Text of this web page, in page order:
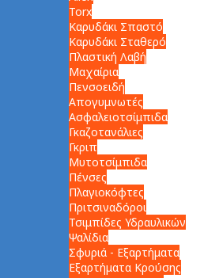
Torx
Καρυδάκι Σπαστό
Καρυδάκι Σταθερό
Πλαστική Λαβή
Μαχαίρια
Πενσοειδή
Απογυμνωτές
Ασφαλειοτσίμπιδα
Γκαζοτανάλιες
Γκριπ
Μυτοτσίμπιδα
Πένσες
Πλαγιοκόφτες
Πριτσιναδόροι
Τσιμπίδες Υδραυλικών
Ψαλίδια
Σφυριά - Εξαρτήματα
Εξαρτήματα Κρούσης